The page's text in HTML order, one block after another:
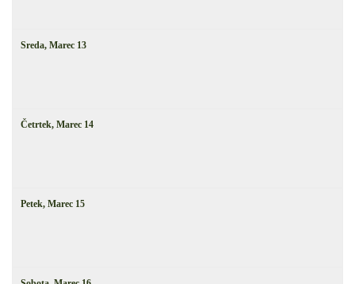
Sreda, Marec 13
Četrtek, Marec 14
Petek, Marec 15